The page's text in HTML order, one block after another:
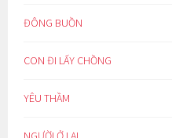
ĐÔNG BUỒN
CON ĐI LẤY CHỒNG
YÊU THẦM